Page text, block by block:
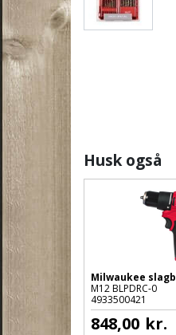
Husk også
Milwaukee
M12 BLPDRC-0
4933500421
848,00 kr.